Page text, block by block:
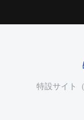
特設サイト